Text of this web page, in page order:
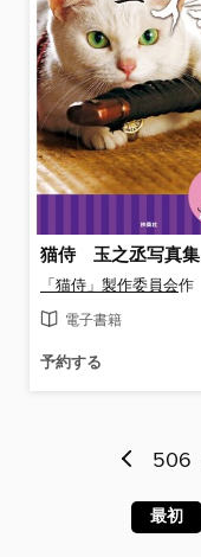
猫侍 玉之丞写真集
「猫侍」製作委員会作
電子書籍
予約する
506
最初